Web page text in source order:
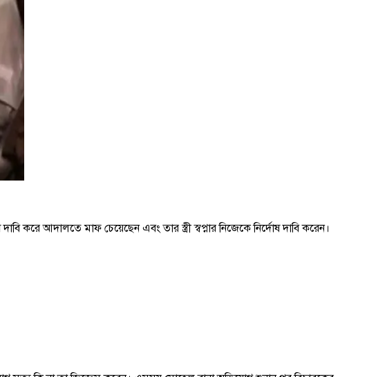
করে আদালতে মাফ চেয়েছেন এবং তার স্ত্রী স্বপ্নার নিজেকে নির্দোষ দাবি করেন।